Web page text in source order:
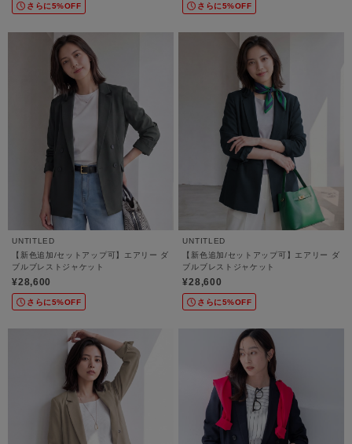
さらに5%OFF さらに5%OFF
UNTITLED
【新色追加/セットアップ可】エアリー ダ
ブルブレストジャケット
¥28,600
さらに5%OFF
UNTITLED
【新色追加/セットアップ可】エアリー ダ
ブルブレストジャケット
¥28,600
さらに5%OFF